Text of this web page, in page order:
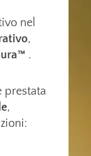
nel
,
™ .
prestata
,